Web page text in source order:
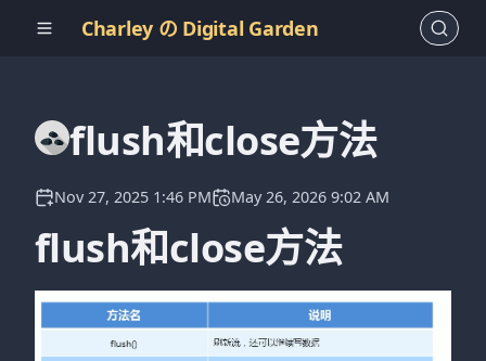
Charley の Digital Garden
flush和close方法
Nov 27, 2025 1:46 PM May 26, 2026 9:02 AM
flush和close方法